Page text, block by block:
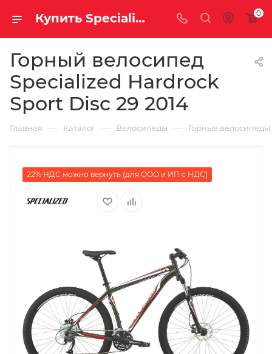
Купить Specialized Hardrock Sport Disc 29 2014 за рублей, а со скидкой 0
Горный велосипед
Specialized Hardrock
Sport Disc 29 2014
Главная — Каталог — Велосипеды — Горные велосипеды
22% НДС можно вернуть (для ООО и ИП с НДС)